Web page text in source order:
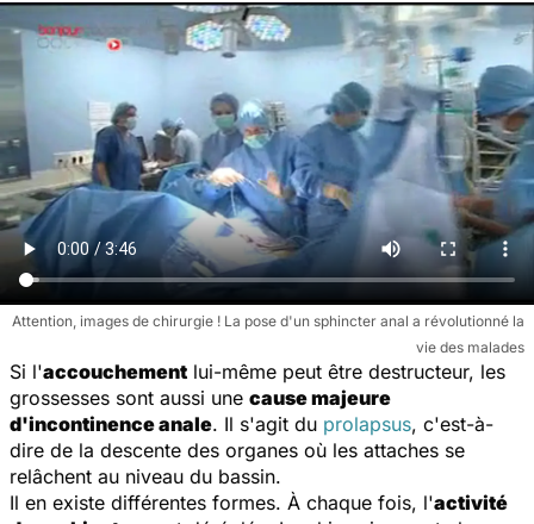
Attention, images de chirurgie ! La pose d'un sphincter anal a révolutionné la
vie des malades
Si l'accouchement lui-même peut être destructeur, les
grossesses sont aussi une cause majeure
d'incontinence anale. Il s'agit du prolapsus, c'est-à-
dire de la descente des organes où les attaches se
relâchent au niveau du bassin.
Il en existe différentes formes. À chaque fois, l'activité